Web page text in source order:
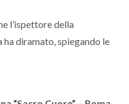
l’ispettore della
diramato, spiegando le